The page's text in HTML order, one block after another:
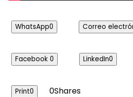
WhatsApp0 Correo
Facebook 0 LinkedIn0
Print0 0Shares